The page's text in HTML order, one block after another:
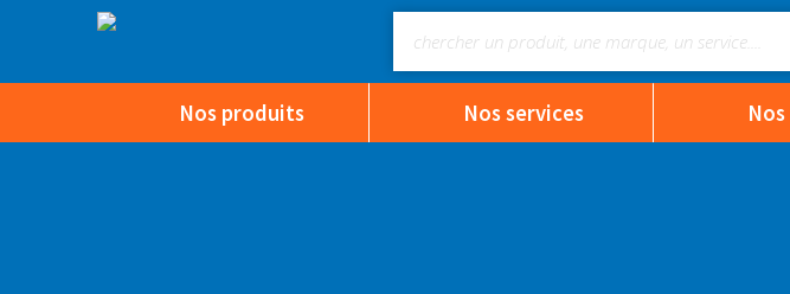
Nos produits Nos services